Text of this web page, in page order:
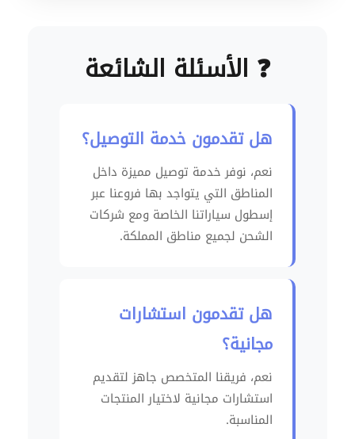
❓ الأسئلة الشائعة
هل تقدمون خدمة التوصيل؟
نعم، نوفر خدمة توصيل مميزة داخل
المناطق التي يتواجد بها فروعنا عبر
إسطول سياراتنا الخاصة ومع شركات
الشحن لجميع مناطق المملكة.
هل تقدمون استشارات
مجانية؟
نعم، فريقنا المتخصص جاهز لتقديم
استشارات مجانية لاختيار المنتجات
المناسبة.